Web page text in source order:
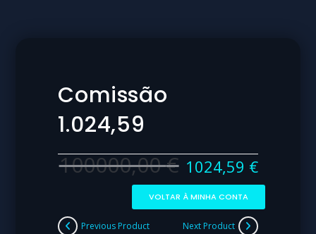
Comissão
1.024,59
100000,00€ 1024,59 €
VOLTAR À MINHA CONTA
Previous Product Next Product